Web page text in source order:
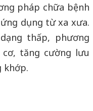
pháp chữa bệnh
dụng từ xa xưa.
thấp, phương
tăng cường lưu
khớp.